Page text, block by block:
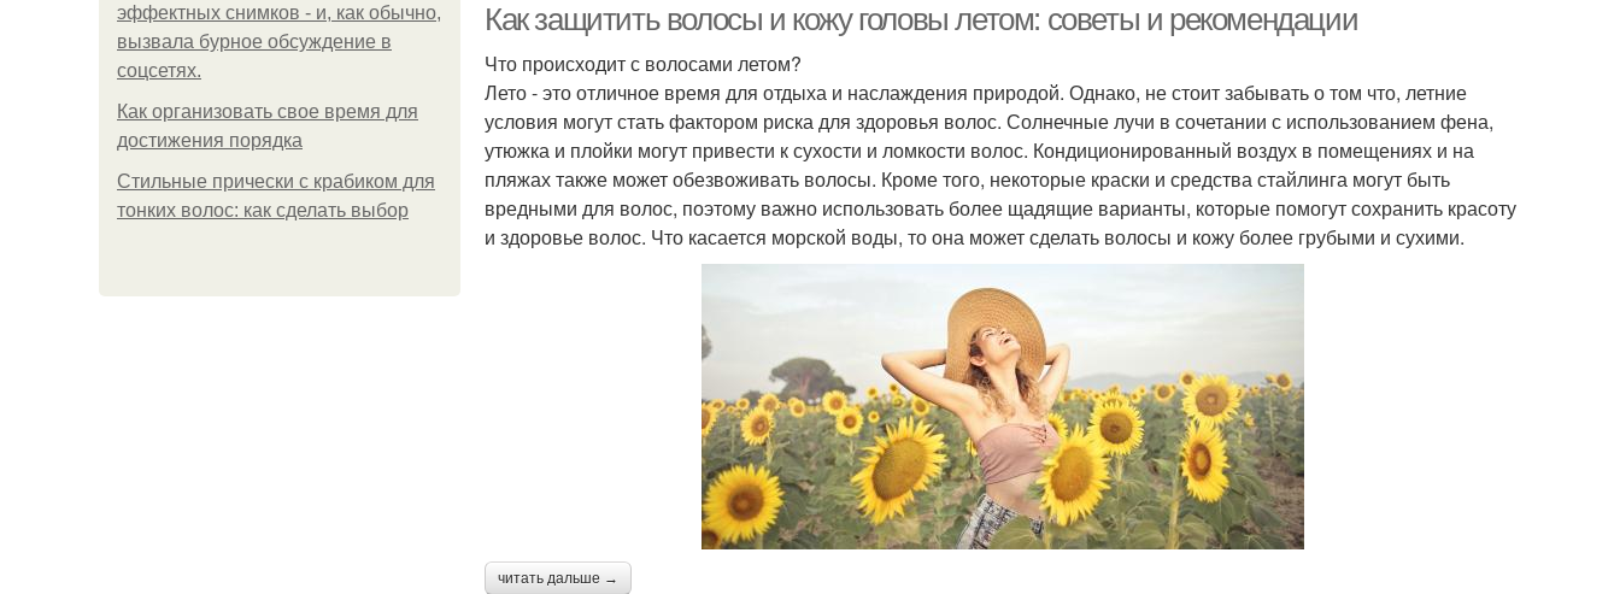
эффектных снимков - и, как обычно,
вызвала бурное обсуждение в
соцсетях.
Как организовать свое время для
достижения порядка
Стильные прически с крабиком для
тонких волос: как сделать выбор
Как защитить волосы и кожу головы летом: советы и рекомендации
Что происходит с волосами летом?
Лето - это отличное время для отдыха и наслаждения природой. Однако, не стоит забывать о том что, летние
условия могут стать фактором риска для здоровья волос. Солнечные лучи в сочетании с использованием фена,
утюжка и плойки могут привести к сухости и ломкости волос. Кондиционированный воздух в помещениях и на
пляжах также может обезвоживать волосы. Кроме того, некоторые краски и средства стайлинга могут быть
вредными для волос, поэтому важно использовать более щадящие варианты, которые помогут сохранить красоту
и здоровье волос. Что касается морской воды, то она может сделать волосы и кожу более грубыми и сухими.
читать дальше →